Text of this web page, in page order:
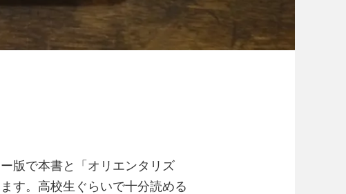
版で本書と「オリエンタリズ
す。高校生ぐらいで十分読める